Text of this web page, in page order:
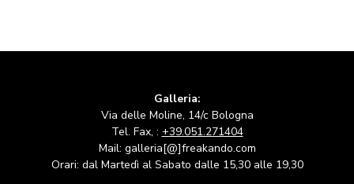
Galleria:
Via delle Moline, 14/c Bologna
Tel. Fax, : +39.051.271404
Mail: galleria[@]freakando.com
Orari: dal Martedì al Sabato dalle 15,30 alle 19,30